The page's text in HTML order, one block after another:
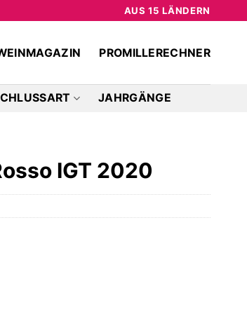
AUS 15 LÄNDERN
PROMILLERECHNER
JAHRGÄNGE
IGT 2020